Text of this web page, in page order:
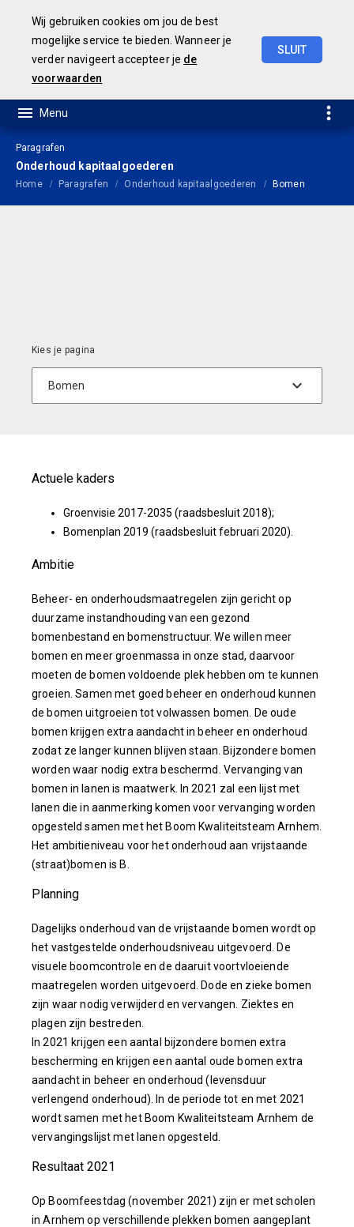
Wij gebruiken cookies om jou de best
mogelijke service te bieden. Wanneer je
verder navigeert accepteer je de
voorwaarden
SLUIT
Paragrafen
Onderhoud kapitaalgoederen
Home Paragrafen Onderhoud kapitaalgoederen Bomen
Actuele kaders
Groenvisie 2017-2035 (raadsbesluit 2018);
Bomenplan 2019 (raadsbesluit februari 2020).
Ambitie
Beheer- en onderhoudsmaatregelen zijn gericht op
duurzame instandhouding van een gezond
bomenbestand en bomenstructuur. We willen meer
bomen en meer groenmassa in onze stad, daarvoor
moeten de bomen voldoende plek hebben om te kunnen
groeien. Samen met goed beheer en onderhoud kunnen
de bomen uitgroeien tot volwassen bomen. De oude
bomen krijgen extra aandacht in beheer en onderhoud
zodat ze langer kunnen blijven staan. Bijzondere bomen
worden waar nodig extra beschermd. Vervanging van
bomen in lanen is maatwerk. In 2021 zal een lijst met
lanen die in aanmerking komen voor vervanging worden
opgesteld samen met het Boom Kwaliteitsteam Arnhem.
Het ambitieniveau voor het onderhoud aan vrijstaande
(straat)bomen is B.
Planning
Dagelijks onderhoud van de vrijstaande bomen wordt op
het vastgestelde onderhoudsniveau uitgevoerd. De
visuele boomcontrole en de daaruit voortvloeiende
maatregelen worden uitgevoerd. Dode en zieke bomen
zijn waar nodig verwijderd en vervangen. Ziektes en
plagen zijn bestreden.
In 2021 krijgen een aantal bijzondere bomen extra
bescherming en krijgen een aantal oude bomen extra
aandacht in beheer en onderhoud (levensduur
verlengend onderhoud). In de periode tot en met 2021
wordt samen met het Boom Kwaliteitsteam Arnhem de
vervangingslijst met lanen opgesteld.
Resultaat 2021
Op Boomfeestdag (november 2021) zijn er met scholen
in Arnhem op verschillende plekken bomen aangeplant